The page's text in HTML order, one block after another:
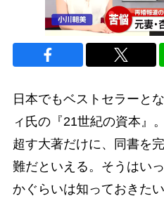
日本でもベストセラーと
ィ氏の『21世紀の資本』
超す大著だけに、同書を
難だといえる。そうはい
かぐらいは知っておきた